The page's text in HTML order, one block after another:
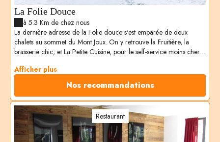
La Folie Douce
à 5.3 Km de chez nous
La dernière adresse de la Folie douce s'est emparée de deux
chalets au sommet du Mont Joux. On y retrouve la Fruitière, la
brasserie chic, et La Petite Cuisine, pour le self-service moins cher,
déjeuner, cabaret et après-ski festif jusqu'à la fermeture des pistes !
Afficher plus
Nos recommandations
Restaurant